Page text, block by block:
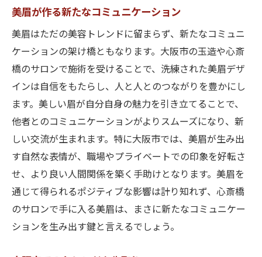
美眉が作る新たなコミュニケーション
美眉はただの美容トレンドに留まらず、新たなコミュニ
ケーションの架け橋ともなります。大阪市の玉造や心斎
橋のサロンで施術を受けることで、洗練された美眉デザ
インは自信をもたらし、人と人とのつながりを豊かにし
ます。美しい眉が自分自身の魅力を引き立てることで、
他者とのコミュニケーションがよりスムーズになり、新
しい交流が生まれます。特に大阪市では、美眉が生み出
す自然な表情が、職場やプライベートでの印象を好転さ
せ、より良い人間関係を築く手助けとなります。美眉を
通じて得られるポジティブな影響は計り知れず、心斎橋
のサロンで手に入る美眉は、まさに新たなコミュニケー
ションを生み出す鍵と言えるでしょう。